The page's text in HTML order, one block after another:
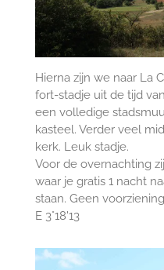
Hierna zijn we naar La
fort-stadje uit de tijd
een volledige
kasteel. Verder veel
kerk. Leuk stadje.
Voor de overnachting
waar je gratis 1 nacht
staan. Geen
E 3°18'13